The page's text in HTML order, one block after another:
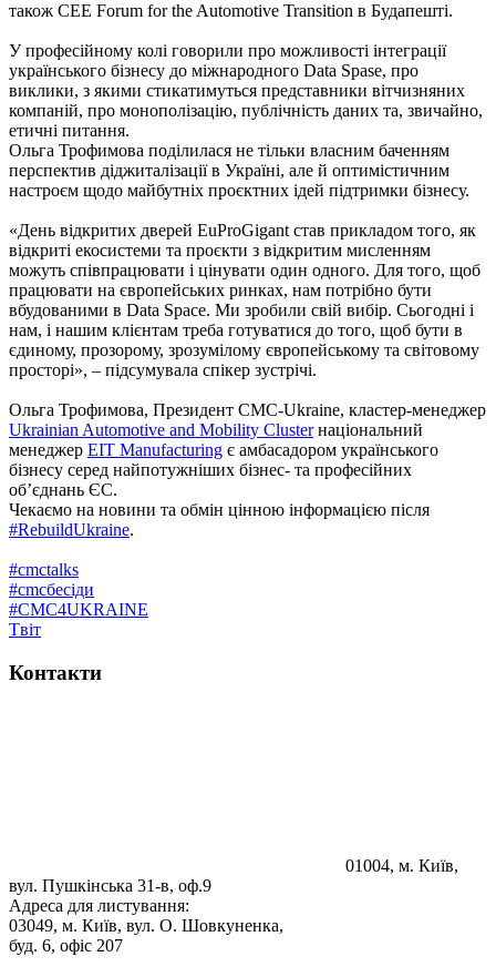
також CEE Forum for the Automotive Transition в Будапешті.
У професійному колі говорили про можливості інтеграції
українського бізнесу до міжнародного Data Spase, про
виклики, з якими стикатимуться представники вітчизняних
компаній, про монополізацію, публічність даних та, звичайно,
етичні питання.
Ольга Трофимова поділилася не тільки власним баченням
перспектив діджиталізації в Україні, але й оптимістичним
настроєм щодо майбутніх проєктних ідей підтримки бізнесу.
«День відкритих дверей EuProGigant став прикладом того, як
відкриті екосистеми та проєкти з відкритим мисленням
можуть співпрацювати і цінувати один одного. Для того, щоб
працювати на європейських ринках, нам потрібно бути
вбудованими в Data Space. Ми зробили свій вибір. Сьогодні і
нам, і нашим клієнтам треба готуватися до того, щоб бути в
єдиному, прозорому, зрозумілому європейському та світовому
просторі», – підсумувала спікер зустрічі.
Ольга Трофимова, Президент СМС-Ukraine, кластер-менеджер
Ukrainian Automotive and Mobility Clusterнаціональний
менеджер EIT Manufacturing є амбасадором українського
бізнесу серед найпотужніших бізнес- та професійних
об’єднань ЄС.
Чекаємо на новини та обмін цінною інформацією після
#RebuildUkraine.
#cmctalks
#cmcбесіди
#CMC4UKRAINE
Tвіт
Контакти
01004, м. Київ,
вул. Пушкінська 31-в, оф.9
Адреса для листування:
03049, м. Київ, вул. О. Шовкуненка,
буд. 6, офіс 207